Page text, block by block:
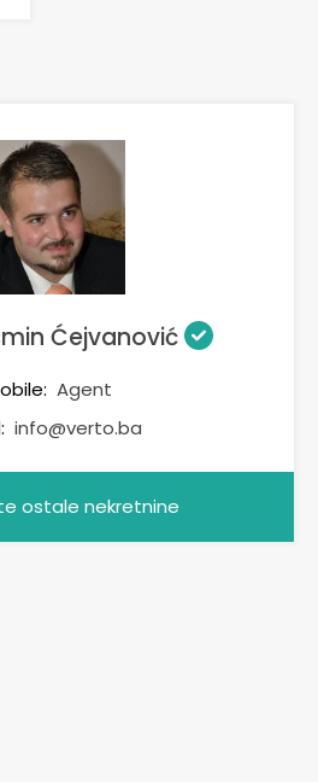
Ćejvanović
Agent
info@verto.ba
ostale nekretnine